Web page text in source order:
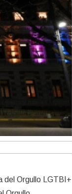
del Orgullo LGTBI+